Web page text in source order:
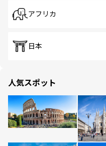
アフリカ
日本
人気スポット